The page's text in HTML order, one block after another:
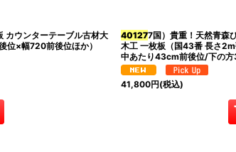
カウンターテーブル古材大
位×幅720前後位ほか）
401277国）貴重！天然青森
木工 一枚板（国43番 長さ
中あたり43cm前後位/下の
41,800円(税込)